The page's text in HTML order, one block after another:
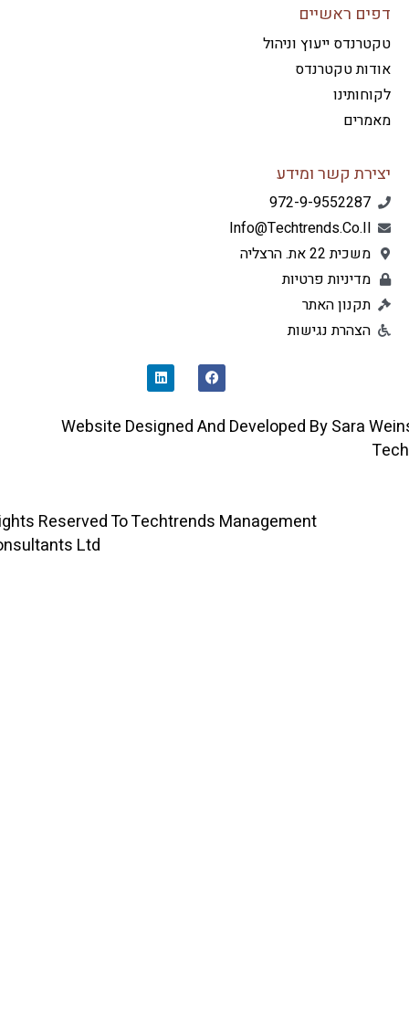
ראשיים
ייעוץ וניהול
טקטרנדס
קשר ומידע
972-9-9552287
Info@techtrends.co.il
משכית 22 את. הרצליה
מדיניות פרטיות
תקנון האתר
הצהרת נגישות
O
O
D
I
Website Designed And Developed By Sara
All Rights Reserved To Techtrends Management
Consultants Ltd ©